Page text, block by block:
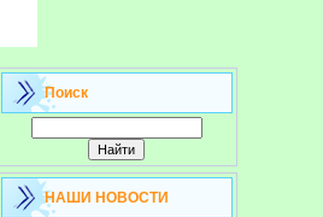
Поиск
НАШИ НОВОСТИ